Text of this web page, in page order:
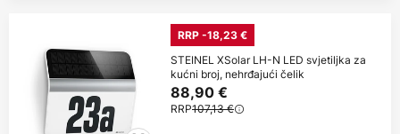
RRP -18,23 €
STEINEL XSolar LH-N LED svjetiljka za
kućni broj, nehrđajući čelik
88,90 €
RRP107,13 €